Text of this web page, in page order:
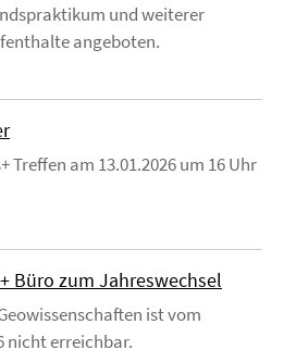
und weiterer
angeboten.
Treffen am 13.01.2026 um 16 Uhr
Büro zum Jahreswechsel
ist vom
nicht erreichbar.